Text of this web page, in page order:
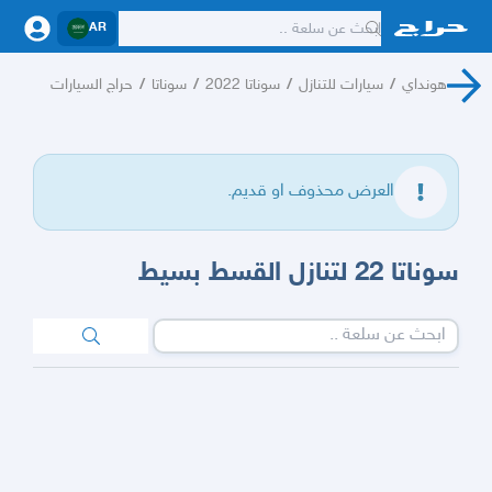
AR
هونداي / سيارات للتنازل / سوناتا 2022 / سوناتا / حراج السيارات
العرض محذوف او قديم.
سوناتا 22 لتنازل القسط بسيط